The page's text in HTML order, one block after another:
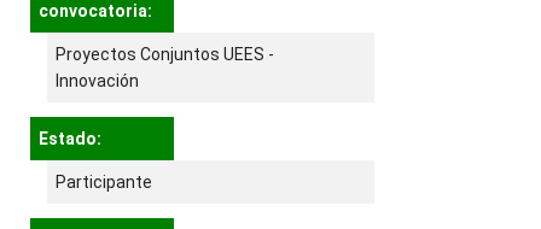
convocatoria:
Proyectos Conjuntos UEES -
Innovación
Estado:
Participante